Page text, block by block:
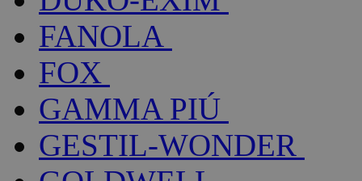
FANOLA
FOX
GAMMA PIÚ
GESTIL-WONDER